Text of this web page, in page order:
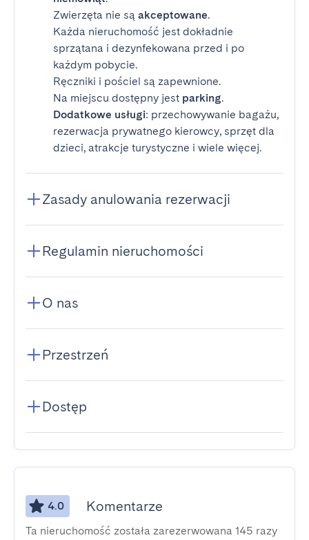
Zwierzęta nie są akceptowane.
Każda nieruchomość jest dokładnie
sprzątana i dezynfekowana przed i po
każdym pobycie.
Ręczniki i pościel są zapewnione.
Na miejscu dostępny jest parking.
Dodatkowe usługi: przechowywanie bagażu,
rezerwacja prywatnego kierowcy, sprzęt dla
dzieci, atrakcje turystyczne i wiele więcej.
Zasady anulowania rezerwacji
Regulamin nieruchomości
O nas
Przestrzeń
Dostęp
4.0 Komentarze
Ta nieruchomość została zarezerwowana 145 razy